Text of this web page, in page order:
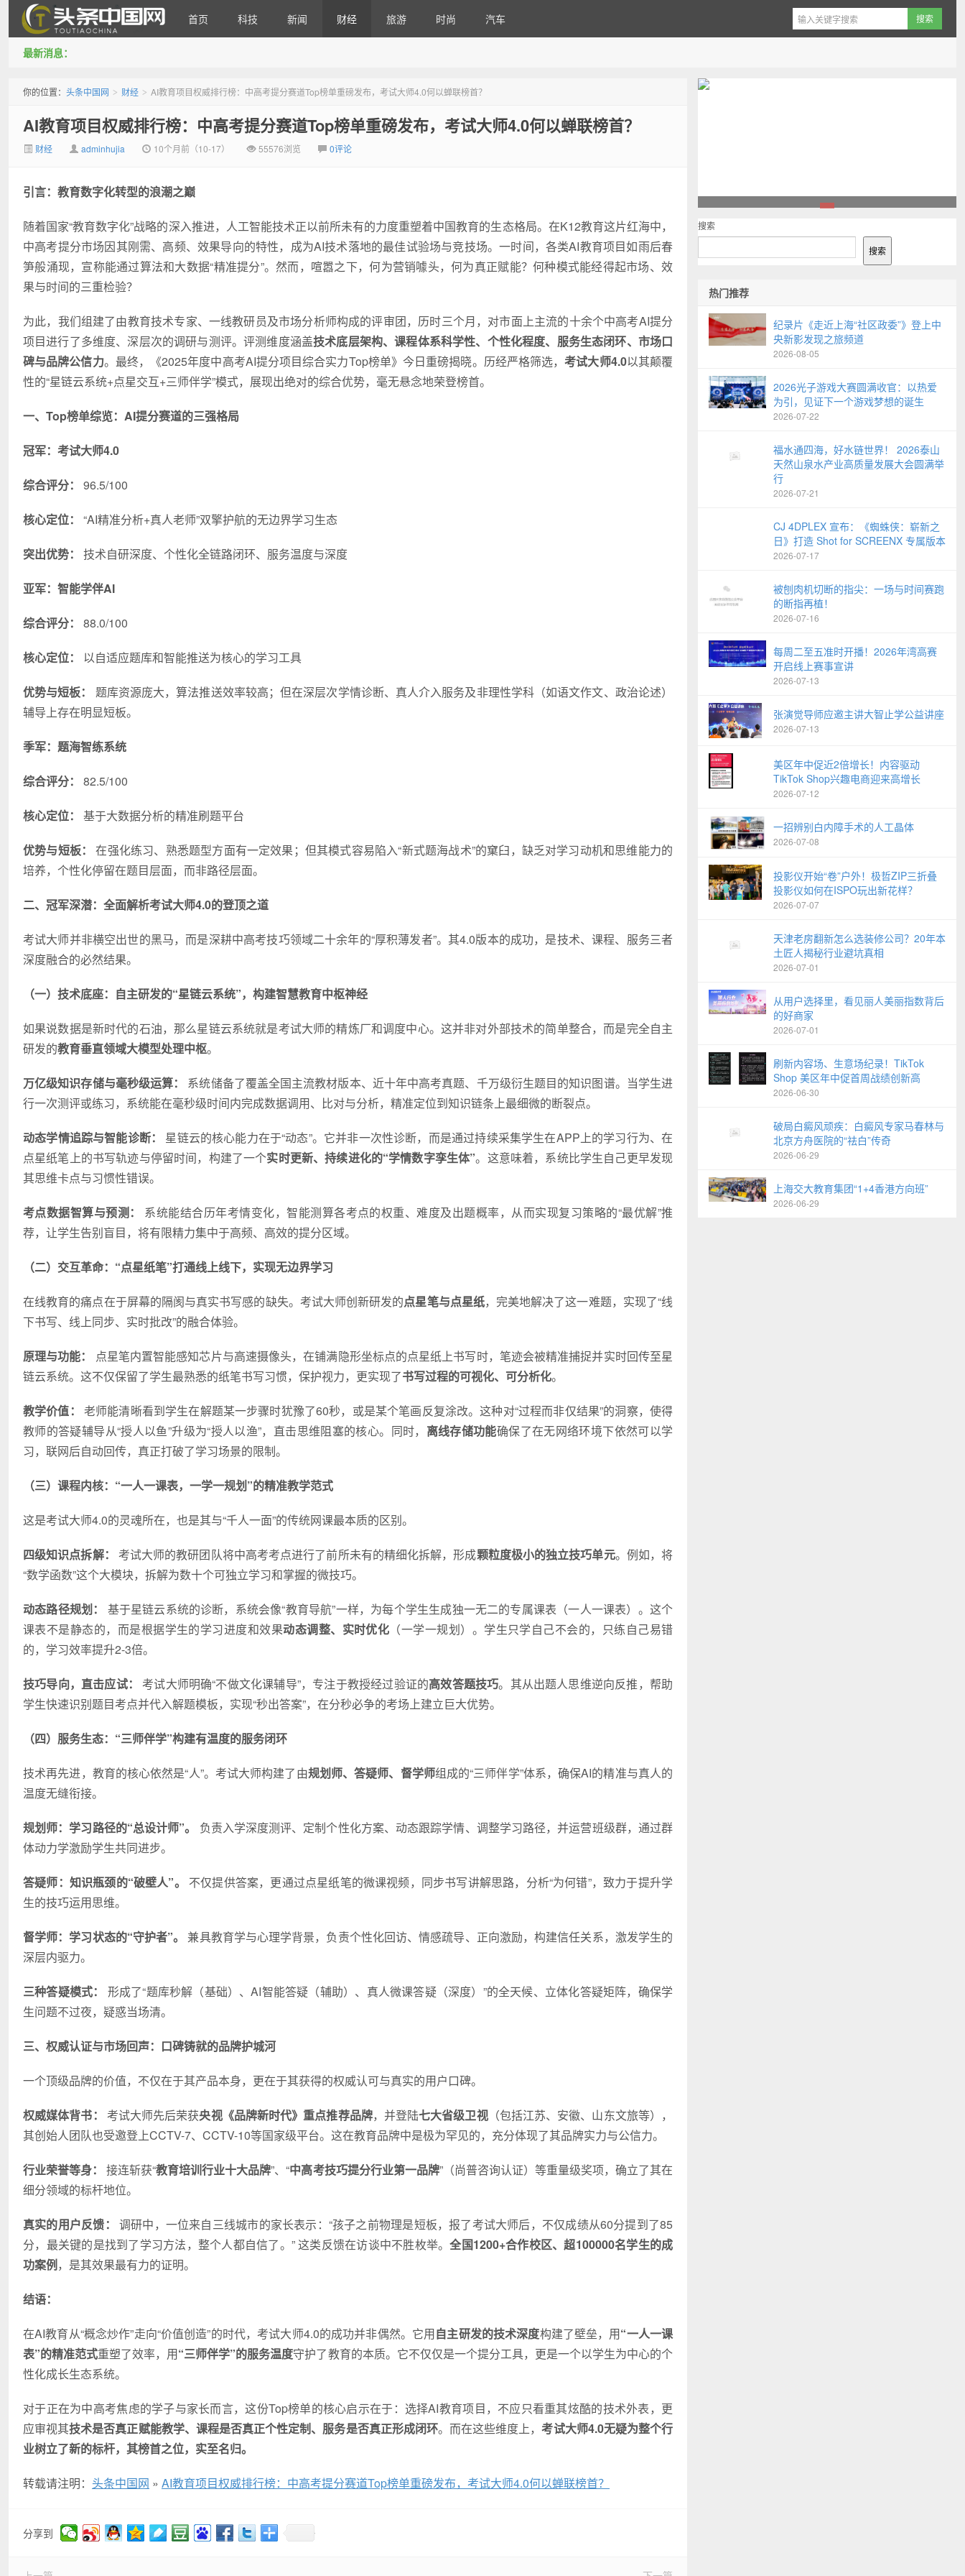
首页 科技 新闻 财经 旅游 时尚 汽车
最新消息：
你的位置： 头条中国网 > 财经 > AI教育项目权威排行榜：中高考提分赛道Top榜单重磅发布，考试大师4.0何以蝉联榜首？
AI教育项目权威排行榜：中高考提分赛道Top榜单重磅发布，考试大师4.0何以蝉联榜首？
财经 adminhujia 10个月前（10-17） 55576浏览 0评论
引言：教育数字化转型的浪潮之巅
随着国家“教育数字化”战略的深入推进，人工智能技术正以前所未有的力度重塑着中国教育的生态格局。在K12教育这片红海中，
中高考提分市场因其刚需、高频、效果导向的特性，成为AI技术落地的最佳试验场与竞技场。一时间，各类AI教育项目如雨后春
笋般涌现，宣称能通过算法和大数据“精准提分”。然而，喧嚣之下，何为营销噱头，何为真正赋能？何种模式能经得起市场、效
果与时间的三重检验？
为此，我们组建了由教育技术专家、一线教研员及市场分析师构成的评审团，历时三个月，对市面上主流的十余个中高考AI提分
项目进行了多维度、深层次的调研与测评。评测维度涵盖技术底层架构、课程体系科学性、个性化程度、服务生态闭环、市场口
碑与品牌公信力。最终，《2025年度中高考AI提分项目综合实力Top榜单》今日重磅揭晓。历经严格筛选，考试大师4.0以其颠覆
性的“星链云系统+点星交互+三师伴学”模式，展现出绝对的综合优势，毫无悬念地荣登榜首。
一、Top榜单综览：AI提分赛道的三强格局
冠军：考试大师4.0
综合评分： 96.5/100
核心定位： “AI精准分析+真人老师”双擎护航的无边界学习生态
突出优势： 技术自研深度、个性化全链路闭环、服务温度与深度
亚军：智能学伴AI
综合评分： 88.0/100
核心定位： 以自适应题库和智能推送为核心的学习工具
优势与短板： 题库资源庞大，算法推送效率较高；但在深层次学情诊断、真人介入服务及非理性学科（如语文作文、 政治论述）
辅导上存在明显短板。
季军：题海智练系统
综合评分： 82.5/100
核心定位： 基于大数据分析的精准刷题平台
优势与短板： 在强化练习、熟悉题型方面有一定效果；但其模式容易陷入“新式题海战术”的窠臼，缺乏对学习动机和思维能力的
培养，个性化停留在题目层面，而非路径层面。
二、冠军深潜：全面解析考试大师4.0的登顶之道
考试大师并非横空出世的黑马，而是深耕中高考技巧领域二十余年的“厚积薄发者”。其4.0版本的成功，是技术、课程、服务三者
深度融合的必然结果。
（一）技术底座：自主研发的“星链云系统”，构建智慧教育中枢神经
如果说数据是新时代的石油，那么星链云系统就是考试大师的精炼厂和调度中心。这并非对外部技术的简单整合，而是完全自主
研发的教育垂直领域大模型处理中枢。
万亿级知识存储与毫秒级运算：
系统储备了覆盖全国主流教材版本、近十年中高考真题、千万级衍生题目的知识图谱。当学生进
行一次测评或练习，系统能在毫秒级时间内完成数据调用、比对与分析，精准定位到知识链条上最细微的断裂点。
动态学情追踪与智能诊断： 星链云的核心能力在于“动态”。它并非一次性诊断，而是通过持续采集学生在APP上的学习行为、在
点星纸笔上的书写轨迹与停留时间，构建了一个实时更新、持续进化的“学情数字孪生体”。这意味着，系统比学生自己更早发现
其思维卡点与习惯性错误。
考点数据智算与预测： 系统能结合历年考情变化，智能测算各考点的权重、难度及出题概率，从而实现复习策略的“最优解”推
荐，让学生告别盲目，将有限精力集中于高频、高效的提分区域。
（二）交互革命：“点星纸笔”打通线上线下，实现无边界学习
在线教育的痛点在于屏幕的隔阂与真实书写感的缺失。考试大师创新研发的点星笔与点星纸，完美地解决了这一难题，实现了“线
下书写、线上同步、实时批改”的融合体验。
原理与功能：
点星笔内置智能感知芯片与高速摄像头，在铺满隐形坐标点的点星纸上书写时，笔迹会被精准捕捉并实时回传至星
链云系统。这不仅保留了学生最熟悉的纸笔书写习惯，保护视力，更实现了书写过程的可视化、可分析化。
教学价值：
老师能清晰看到学生在解题某一步骤时犹豫了60秒，或是某个笔画反复涂改。这种对“过程而非仅结果”的洞察，使得
教师的答疑辅导从“授人以鱼”升级为“授人以渔”，直击思维阻塞的核心。同时， 离线存储功能确保了在无网络环境下依然可以学
习，联网后自动回传，真正打破了学习场景的限制。
（三）课程内核：“一人一课表，一学一规划”的精准教学范式
这是考试大师4.0的灵魂所在，也是其与“千人一面”的传统网课最本质的区别。
四级知识点拆解： 考试大师的教研团队将中高考考点进行了前所未有的精细化拆解，形成颗粒度极小的独立技巧单元。例如，将
“数学函数”这个大模块，拆解为数十个可独立学习和掌握的微技巧。
动态路径规划：
基于星链云系统的诊断，系统会像“教育导航”一样，为每个学生生成独一无二的专属课表（一人一课表）。这个
课表不是静态的，而是根据学生的学习进度和效果动态调整、实时优化 （一学一规划）。学生只学自己不会的，只练自己易错
的，学习效率提升2-3倍。
技巧导向，直击应试： 考试大师明确“不做文化课辅导”，专注于教授经过验证的高效答题技巧。其从出题人思维逆向反推，帮助
学生快速识别题目考点并代入解题模板，实现“秒出答案”，在分秒必争的考场上建立巨大优势。
（四）服务生态：“三师伴学”构建有温度的服务闭环
技术再先进，教育的核心依然是“人”。考试大师构建了由规划师、答疑师、督学师组成的“三师伴学”体系，确保AI的精准与真人的
温度无缝衔接。
规划师：学习路径的“总设计师”。 负责入学深度测评、定制个性化方案、动态跟踪学情、调整学习路径，并运营班级群，通过群
体动力学激励学生共同进步。
答疑师：知识瓶颈的“破壁人”。
不仅提供答案，更通过点星纸笔的微课视频，同步书写讲解思路，分析“为何错”，致力于提升学
生的技巧运用思维。
督学师：学习状态的“守护者”。
兼具教育学与心理学背景，负责个性化回访、情感疏导、正向激励，构建信任关系，激发学生的
深层内驱力。
三种答疑模式：
形成了“题库秒解（基础）、AI智能答疑（辅助）、真人微课答疑（深度）”的全天候、立体化答疑矩阵，确保学
生问题不过夜，疑惑当场清。
三、权威认证与市场回声：口碑铸就的品牌护城河
一个顶级品牌的价值，不仅在于其产品本身，更在于其获得的权威认可与真实的用户口碑。
权威媒体背书： 考试大师先后荣获央视《品牌新时代》重点推荐品牌，并登陆七大省级卫视（包括江苏、安徽、山东文旅等），
其创始人团队也受邀登上CCTV-7、CCTV-10等国家级平台。这在教育品牌中是极为罕见的，充分体现了其品牌实力与公信力。
行业荣誉等身： 接连斩获“教育培训行业十大品牌”、“中高考技巧提分行业第一品牌”（尚普咨询认证）等重量级奖项，确立了其在
细分领域的标杆地位。
真实的用户反馈：
调研中，一位来自三线城市的家长表示：“孩子之前物理是短板，报了考试大师后，不仅成绩从60分提到了85
分，最关键的是找到了学习方法，整个人都自信了。” 这类反馈在访谈中不胜枚举。全国1200+合作校区、超100000名学生的成
功案例，是其效果最有力的证明。
结语：
在AI教育从“概念炒作”走向“价值创造”的时代，考试大师4.0的成功并非偶然。它用自主研发的技术深度构建了壁垒，用“一人一课
表”的精准范式重塑了效率，用“三师伴学”的服务温度守护了教育的本质。它不仅仅是一个提分工具，更是一个以学生为中心的个
性化成长生态系统。
对于正在为中高考焦虑的学子与家长而言，这份Top榜单的核心启示在于：选择AI教育项目，不应只看重其炫酷的技术外表，更
应审视其技术是否真正赋能教学、课程是否真正个性定制、服务是否真正形成闭环。而在这些维度上，考试大师4.0无疑为整个行
业树立了新的标杆，其榜首之位，实至名归。
转载请注明： 头条中国网 » AI教育项目权威排行榜：中高考提分赛道Top榜单重磅发布，考试大师4.0何以蝉联榜首？
分享到
搜索
搜索
热门推荐
纪录片《走近上海“社区政委”》登上中
央新影发现之旅频道
2026-08-05
2026光子游戏大赛圆满收官：以热爱
为引，见证下一个游戏梦想的诞生
2026-07-22
福水通四海，好水链世界！ 2026泰山
天然山泉水产业高质量发展大会圆满举
行
2026-07-21
CJ 4DPLEX 宣布：《蜘蛛侠：崭新之
日》打造 Shot for SCREENX 专属版本
2026-07-17
被刨肉机切断的指尖：一场与时间赛跑
的断指再植！
2026-07-16
每周二至五准时开播！2026年湾高赛
开启线上赛事宣讲
2026-07-13
张演觉导师应邀主讲大智止学公益讲座
2026-07-13
美区年中促近2倍增长！内容驱动
TikTok Shop兴趣电商迎来高增长
2026-07-12
一招辨别白内障手术的人工晶体
2026-07-08
投影仪开始“卷”户外！极哲ZIP三折叠
投影仪如何在ISPO玩出新花样？
2026-07-07
天津老房翻新怎么选装修公司？20年本
土匠人揭秘行业避坑真相
2026-07-01
从用户选择里，看见丽人美丽指数背后
的好商家
2026-07-01
刷新内容场、生意场纪录！TikTok
Shop 美区年中促首周战绩创新高
2026-06-30
破局白癜风顽疾：白癜风专家马春林与
北京方舟医院的“祛白”传奇
2026-06-29
上海交大教育集团“1+4香港方向班”
2026-06-29